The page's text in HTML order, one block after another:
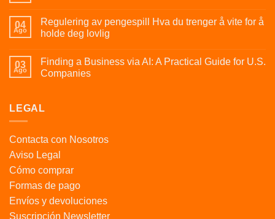
04
Ago
Regulering av pengespill Hva du trenger å vite for å
holde deg lovlig
03
Ago
Finding a Business via AI: A Practical Guide for U.S.
Companies
LEGAL
Contacta con Nosotros
Aviso Legal
Cómo comprar
Formas de pago
Envíos y devoluciones
Suscripción Newsletter